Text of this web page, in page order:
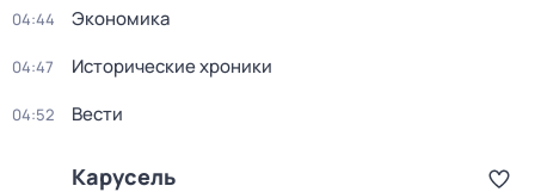
04:44 Экономика
04:47 Исторические хроники
04:52 Вести
Карусель